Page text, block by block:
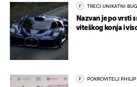
TREĆI UNIKATNI
Nazvan je po vrsti
viteškog konja i
POKROVITELJ